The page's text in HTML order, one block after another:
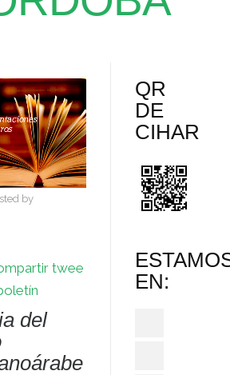
by
twee
del
QR
DE
CIHAR
EN: